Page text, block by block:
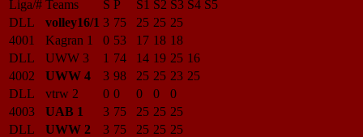
Liga/# Teams S P S1 S2 S3 S4 S5
DLL
volley16/1 3 75 25 25 25
4001
Kagran 1 0 53 17 18 18
DLL
UWW 3 1 74 14 19 25 16
4002
UWW 4 3 98 25 25 23 25
DLL
vtrw 2 0 0 0 0
0
4003
UAB 1 3 75 25 25 25
DLL
UWW 2 3 75 25 25 25